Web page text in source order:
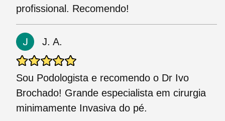
profissional. Recomendo!
J. A.
Sou Podologista e recomendo o Dr Ivo
Brochado! Grande especialista em cirurgia
minimamente Invasiva do pé.